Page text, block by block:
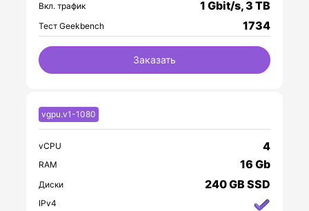
Вкл. трафик
1 Gbit/s, 3 TB
Тест Geekbench 1734
Заказать
vgpu.v1-1080
vCPU 4
RAM 16 Gb
Диски 240 GB SSD
IPv4